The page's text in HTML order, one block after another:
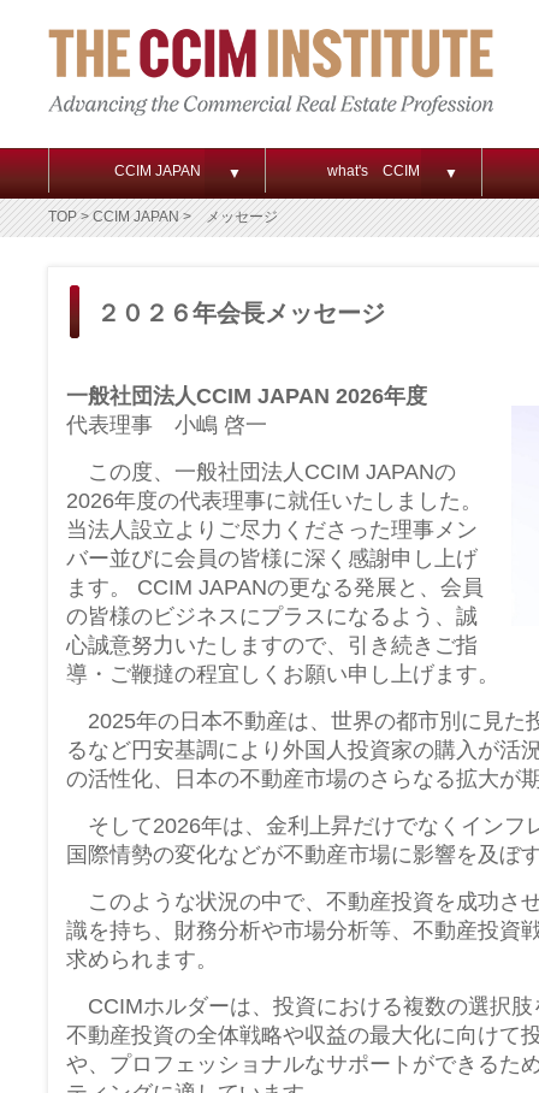
CCIM JAPAN ▼ what's CCIM ▼
TOP> CCIM JAPAN > メッセージ
２０２６年会長メッセージ
一般社団法人CCIM JAPAN 2026年度
代表理事 小嶋 啓一
この度、一般社団法人CCIM JAPANの
2026年度の代表理事に就任いたしました。
当法人設立よりご尽力くださった理事メン
バー並びに会員の皆様に深く感謝申し上げ
ます。 CCIM JAPANの更なる発展と、会員
の皆様のビジネスにプラスになるよう、誠
心誠意努力いたしますので、引き続きご指
導・ご鞭撻の程宜しくお願い申し上げます。
2025年の日本不動産は、世界の都市別に見た
るなど円安基調により外国人投資家の購入が活
の活性化、日本の不動産市場のさらなる拡大
そして2026年は、金利上昇だけでなくインフ
国際情勢の変化などが不動産市場に影響を及ぼ
このような状況の中で、不動産投資を成功さ
識を持ち、財務分析や市場分析等、不動産投資
求められます。
CCIMホルダーは、投資における複数の選択
不動産投資の全体戦略や収益の最大化に向けて
や、プロフェッショナルなサポートができるた